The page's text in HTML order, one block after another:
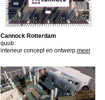
Cannock Rotterdam
quub:
interieur concept en ontwerp.meer